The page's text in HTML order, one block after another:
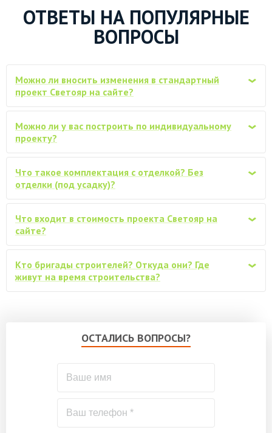
Docke
от 26000
Снегозадержатели трубчатые, комплект
Замена материала естественной
влажности на материал камерной сушки
Обработка всего каркаса
огнебиозащитным антисептиком
от 38500
снаружи, защитным ср-вом VERES
(аналоги), в один слой
от 50400
Бытовка каркасно-щитовая 3х2м
фасадную отделку
ОТВЕТЫ НА ПОПУЛЯРНЫЕ
ВОПРОСЫ
‹
Можно ли вносить изменения в стандартный
проект Светояр на сайте?
‹
Можно ли у вас построить по индивидуальному
проекту?
‹
Что такое комплектация с отделкой? Без
отделки (под усадку)?
‹
Что входит в стоимость проекта Светояр на
сайте?
‹
Кто бригады строителей? Откуда они? Где
живут на время строительства?
ОСТАЛИСЬ ВОПРОСЫ?